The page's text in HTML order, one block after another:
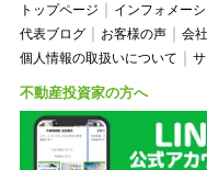
トップページ インフォメー
代表ブログ
お客様の声 会
個人情報の取扱いについて
不動産投資家の方へ